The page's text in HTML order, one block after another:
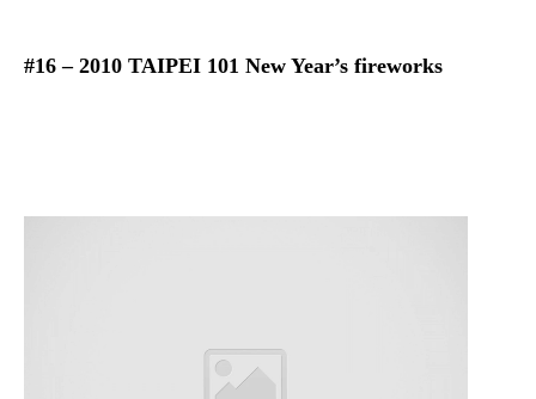
#16 – 2010 TAIPEI 101 New Year’s fireworks